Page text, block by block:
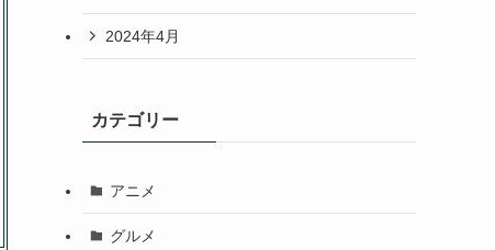
2024年4月
カテゴリー
アニメ
グルメ